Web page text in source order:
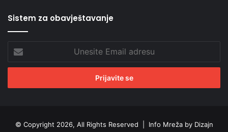
Sistem za obavještavanje
Email
adresu
© Copyright 2026, All Rights Reserved | Info Mreža by Dizajn